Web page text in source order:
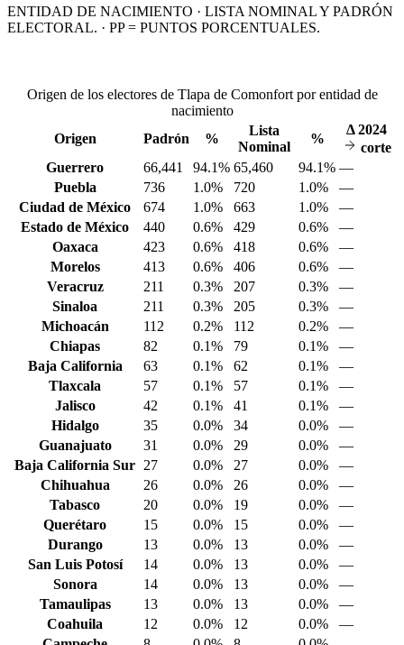
ENTIDAD DE NACIMIENTO · LISTA NOMINAL Y PADRÓN
ELECTORAL. · PP = PUNTOS PORCENTUALES.
Origen de los electores de Tlapa de Comonfort por entidad de
nacimiento
Origen
Padrón %
Lista
Nominal
%
Δ2024
corte
Guerrero
66,441 94.1% 65,460 94.1% —
Puebla
736 1.0% 720 1.0%
—
Ciudad de México
674 1.0% 663 1.0%
—
Estado de México
440 0.6% 429 0.6%
—
Oaxaca
423 0.6% 418 0.6%
—
Morelos
413 0.6% 406 0.6%
—
Veracruz
211 0.3% 207 0.3%
—
Sinaloa
211 0.3% 205 0.3%
—
Michoacán
112 0.2% 112 0.2%
—
Chiapas
82 0.1% 79 0.1%
—
Baja California
63 0.1% 62 0.1%
—
Tlaxcala
57 0.1% 57 0.1%
—
Jalisco
42 0.1% 41 0.1%
—
Hidalgo
35 0.0% 34 0.0%
—
Guanajuato
31 0.0% 29 0.0%
—
Baja California Sur 27 0.0% 27 0.0%
—
Chihuahua
26 0.0% 26 0.0%
—
Tabasco
20 0.0% 19 0.0%
—
Querétaro
15 0.0% 15 0.0%
—
Durango
13 0.0% 13 0.0%
—
San Luis Potosí
14 0.0% 13 0.0%
—
Sonora
14 0.0% 13 0.0%
—
Tamaulipas
13 0.0% 13 0.0%
—
Coahuila
12 0.0% 12 0.0%
—